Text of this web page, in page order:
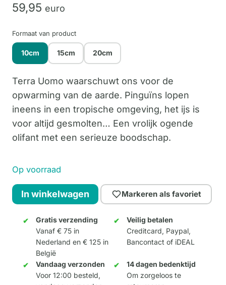
59,95 euro
Formaat van product
10cm 15cm 20cm
Terra Uomo waarschuwt ons voor de
opwarming van de aarde. Pinguïns lopen
ineens in een tropische omgeving, het ijs is
voor altijd gesmolten… Een vrolijk ogende
olifant met een serieuze boodschap.
Op voorraad
Terra
Uomo
10cm
aantal
In winkelwagen Markeren als favoriet
Gratis verzending
Vanaf € 75 in
Nederland en € 125 in
België
Veilig betalen
Creditcard, Paypal,
Bancontact of iDEAL
Vandaag verzonden
Voor 12:00 besteld,
14 dagen bedenktijd
Om zorgeloos te